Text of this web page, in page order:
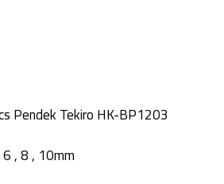
Pendek Tekiro HK-BP1203
, 8 , 10mm